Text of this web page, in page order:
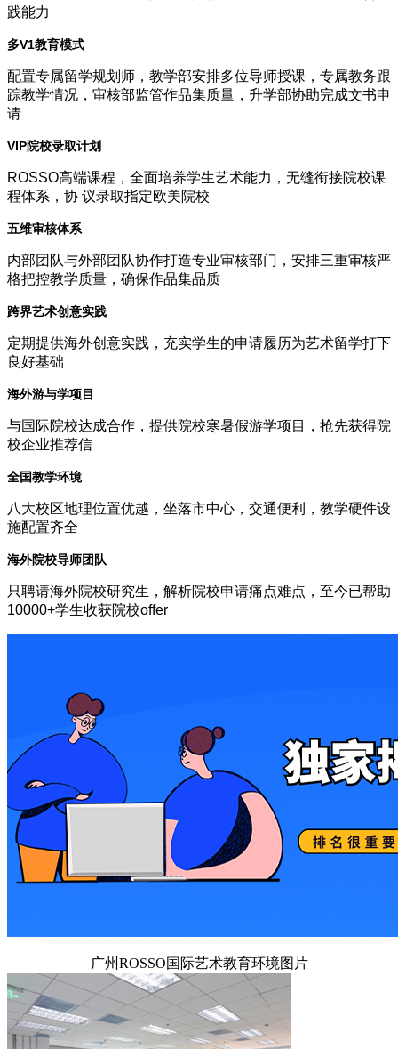
践能力
多V1教育模式
配置专属留学规划师，教学部安排多位导师授课，专属教务跟
踪教学情况，审核部监管作品集质量，升学部协助完成文书申
请
VIP院校录取计划
ROSSO高端课程，全面培养学生艺术能力，无缝衔接院校课
程体系，协 议录取指定欧美院校
五维审核体系
内部团队与外部团队协作打造专业审核部门，安排三重审核严
格把控教学质量，确保作品集品质
跨界艺术创意实践
定期提供海外创意实践，充实学生的申请履历为艺术留学打下
良好基础
海外游与学项目
与国际院校达成合作，提供院校寒暑假游学项目，抢先获得院
校企业推荐信
全国教学环境
八大校区地理位置优越，坐落市中心，交通便利，教学硬件设
施配置齐全
海外院校导师团队
只聘请海外院校研究生，解析院校申请痛点难点，至今已帮助
10000+学生收获院校offer
广州ROSSO国际艺术教育环境图片